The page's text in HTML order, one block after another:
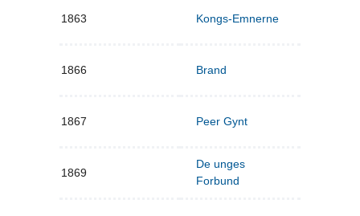
1863 Kongs-Emnerne
1866 Brand
1867 Peer Gynt
1869
De unges
Forbund